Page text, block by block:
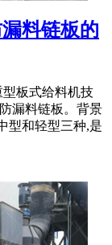
料链板的
型板式给料机技
漏料链板。背景
型和轻型三种,是